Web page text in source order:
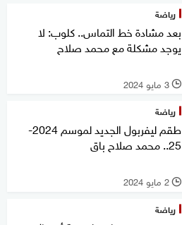
رياضة
بعد مشادة خط التماس.. كلوب: لا
يوجد مشكلة مع محمد صلاح
l 3 مايو 2024
رياضة
طقم ليفربول الجديد لموسم 2024-
25.. محمد صلاح باق
l 2 مايو 2024
رياضة